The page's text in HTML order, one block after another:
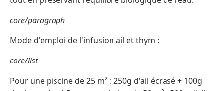
core/paragraph
Mode d'emploi de l'infusion ail et thym :
core/list
Pour une piscine de 25 m² : 250g d'ail écrasé + 100g